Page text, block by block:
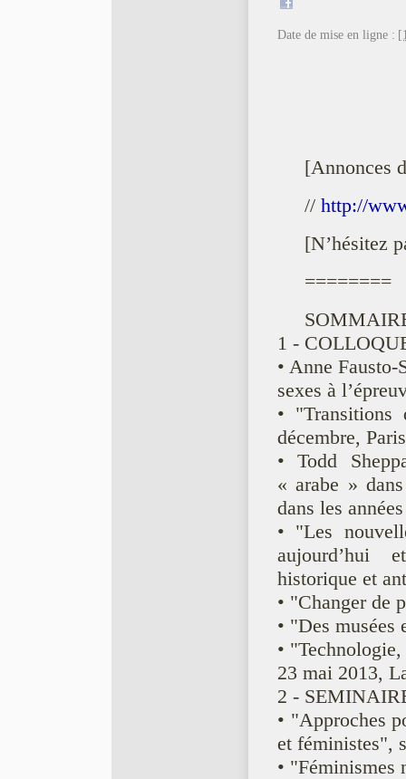
Date de mise en ligne :
[Annonces
// http://
[N’hésitez
========
1 -
• Anne
sexes à
•
décembre,
• Todd
« arabe »
dans les
• "Les
aujourd’hui
historique et
• "Changer de
• "Des musées
•
23 mai 2013,
2 -
• "Approches
et féministes",
• "Féminismes